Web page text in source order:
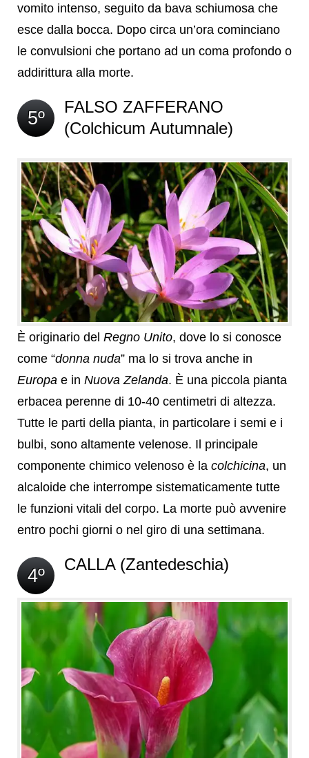
vomito intenso, seguito da bava schiumosa che
esce dalla bocca. Dopo circa un’ora cominciano
le convulsioni che portano ad un coma profondo o
addirittura alla morte.
5º
FALSO ZAFFERANO
(Colchicum Autumnale)
È originario del Regno Unito, dove lo si conosce
come “donna nuda” ma lo si trova anche in
Europa e in Nuova Zelanda. È una piccola pianta
erbacea perenne di 10-40 centimetri di altezza.
Tutte le parti della pianta, in particolare i semi e i
bulbi, sono altamente velenose. Il principale
componente chimico velenoso è la colchicina, un
alcaloide che interrompe sistematicamente tutte
le funzioni vitali del corpo. La morte può avvenire
entro pochi giorni o nel giro di una settimana.
4º
CALLA (Zantedeschia)